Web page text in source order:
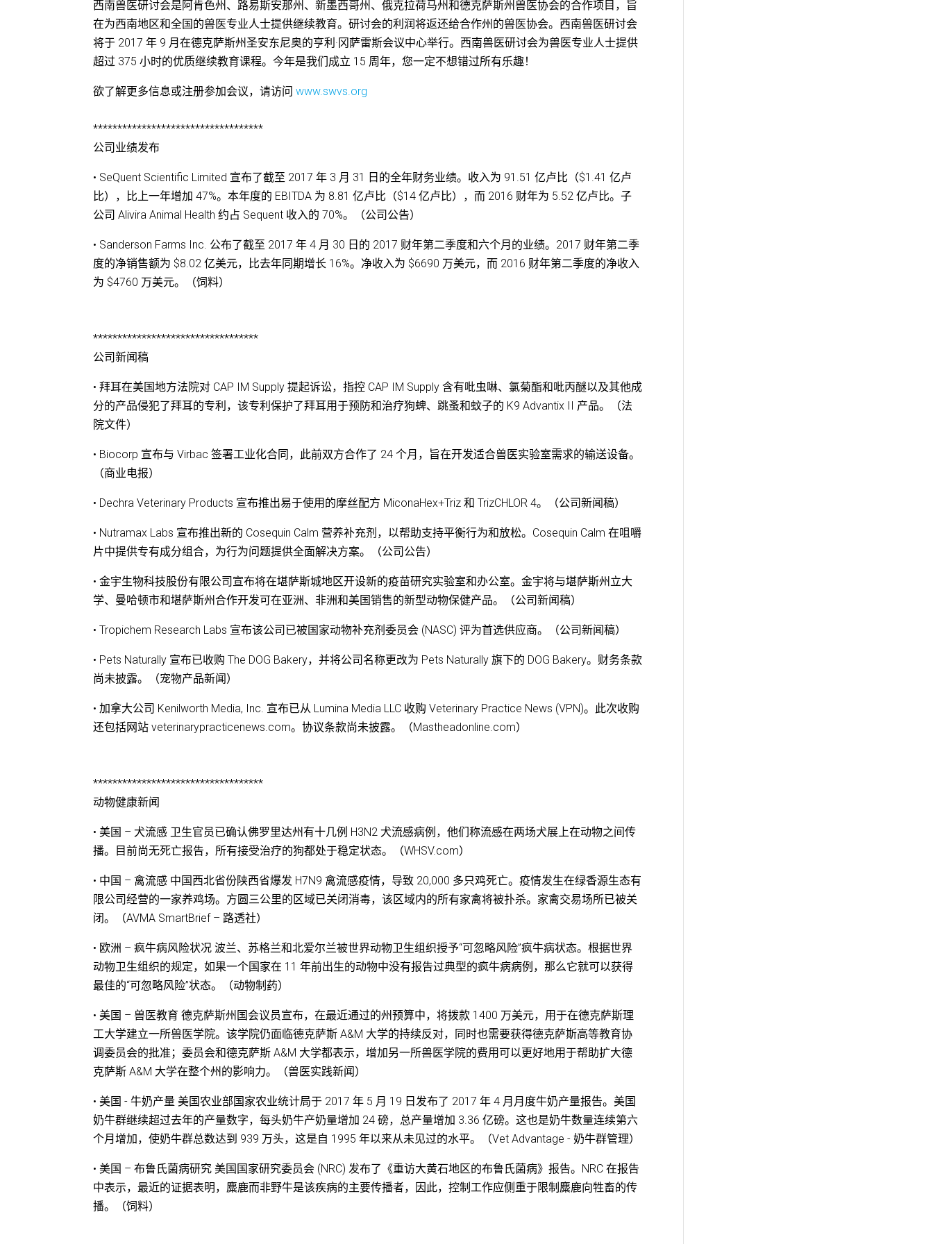
西南兽医研讨会是阿肯色州、路易斯安那州、新墨西哥州、俄克拉荷马州和德克萨斯州兽医协会的合作项目，旨
在为西南地区和全国的兽医专业人士提供继续教育。研讨会的利润将返还给合作州的兽医协会。西南兽医研讨会
将于 2017 年 9 月在德克萨斯州圣安东尼奥的亨利·冈萨雷斯会议中心举行。西南兽医研讨会为兽医专业人士提供
超过 375 小时的优质继续教育课程。今年是我们成立 15 周年，您一定不想错过所有乐趣！
欲了解更多信息或注册参加会议，请访问www.swvs.org
***********************************
公司业绩发布
• SeQuent Scientific Limited 宣布了截至 2017 年 3 月 31 日的全年财务业绩。收入为 91.51 亿卢比（$1.41 亿卢
比），比上一年增加 47%。本年度的 EBITDA 为 8.81 亿卢比（$14 亿卢比），而 2016 财年为 5.52 亿卢比。子
公司 Alivira Animal Health 约占 Sequent 收入的 70%。（公司公告）
• Sanderson Farms Inc. 公布了截至 2017 年 4 月 30 日的 2017 财年第二季度和六个月的业绩。2017 财年第二季
度的净销售额为 $8.02 亿美元，比去年同期增长 16%。净收入为 $6690 万美元，而 2016 财年第二季度的净收入
为 $4760 万美元。（饲料）
**********************************
公司新闻稿
• 拜耳在美国地方法院对 CAP IM Supply 提起诉讼，指控 CAP IM Supply 含有吡虫啉、氯菊酯和吡丙醚以及其他成
分的产品侵犯了拜耳的专利，该专利保护了拜耳用于预防和治疗狗蜱、跳蚤和蚊子的 K9 Advantix II 产品。（法
院文件）
• Biocorp 宣布与 Virbac 签署工业化合同，此前双方合作了 24 个月，旨在开发适合兽医实验室需求的输送设备。
（商业电报）
• Dechra Veterinary Products 宣布推出易于使用的摩丝配方 MiconaHex+Triz 和 TrizCHLOR 4。（公司新闻稿）
• Nutramax Labs 宣布推出新的 Cosequin Calm 营养补充剂，以帮助支持平衡行为和放松。Cosequin Calm 在咀嚼
片中提供专有成分组合，为行为问题提供全面解决方案。（公司公告）
• 金宇生物科技股份有限公司宣布将在堪萨斯城地区开设新的疫苗研究实验室和办公室。金宇将与堪萨斯州立大
学、曼哈顿市和堪萨斯州合作开发可在亚洲、非洲和美国销售的新型动物保健产品。（公司新闻稿）
• Tropichem Research Labs 宣布该公司已被国家动物补充剂委员会 (NASC) 评为首选供应商。（公司新闻稿）
• Pets Naturally 宣布已收购 The DOG Bakery，并将公司名称更改为 Pets Naturally 旗下的 DOG Bakery。财务条款
尚未披露。（宠物产品新闻）
• 加拿大公司 Kenilworth Media, Inc. 宣布已从 Lumina Media LLC 收购 Veterinary Practice News (VPN)。此次收购
还包括网站 veterinarypracticenews.com。协议条款尚未披露。（Mastheadonline.com）
***********************************
动物健康新闻
• 美国 – 犬流感 卫生官员已确认佛罗里达州有十几例 H3N2 犬流感病例，他们称流感在两场犬展上在动物之间传
播。目前尚无死亡报告，所有接受治疗的狗都处于稳定状态。（WHSV.com）
• 中国 – 禽流感 中国西北省份陕西省爆发 H7N9 禽流感疫情，导致 20,000 多只鸡死亡。疫情发生在绿香源生态有
限公司经营的一家养鸡场。方圆三公里的区域已关闭消毒，该区域内的所有家禽将被扑杀。家禽交易场所已被关
闭。（AVMA SmartBrief – 路透社）
• 欧洲 – 疯牛病风险状况 波兰、苏格兰和北爱尔兰被世界动物卫生组织授予“可忽略风险”疯牛病状态。根据世界
动物卫生组织的规定，如果一个国家在 11 年前出生的动物中没有报告过典型的疯牛病病例，那么它就可以获得
最佳的“可忽略风险”状态。（动物制药）
• 美国 – 兽医教育 德克萨斯州国会议员宣布，在最近通过的州预算中，将拨款 1400 万美元，用于在德克萨斯理
工大学建立一所兽医学院。该学院仍面临德克萨斯 A&M 大学的持续反对，同时也需要获得德克萨斯高等教育协
调委员会的批准；委员会和德克萨斯 A&M 大学都表示，增加另一所兽医学院的费用可以更好地用于帮助扩大德
克萨斯 A&M 大学在整个州的影响力。（兽医实践新闻）
• 美国 - 牛奶产量 美国农业部国家农业统计局于 2017 年 5 月 19 日发布了 2017 年 4 月月度牛奶产量报告。美国
奶牛群继续超过去年的产量数字，每头奶牛产奶量增加 24 磅，总产量增加 3.36 亿磅。这也是奶牛数量连续第六
个月增加，使奶牛群总数达到 939 万头，这是自 1995 年以来从未见过的水平。（Vet Advantage - 奶牛群管理）
• 美国 – 布鲁氏菌病研究 美国国家研究委员会 (NRC) 发布了《重访大黄石地区的布鲁氏菌病》报告。NRC 在报告
中表示，最近的证据表明，麋鹿而非野牛是该疾病的主要传播者，因此，控制工作应侧重于限制麋鹿向牲畜的传
播。（饲料）